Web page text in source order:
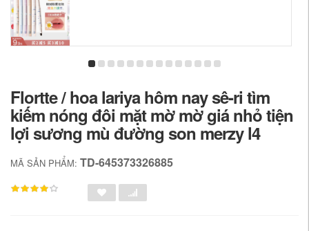
Flortte / hoa lariya hôm nay sê-ri tìm
kiếm nóng đôi mặt mờ mờ giá nhỏ tiện
lợi sương mù đường son merzy l4
MÃ SẢN PHẨM: TD-645373326885